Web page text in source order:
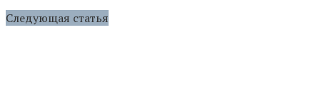
Следующая статья